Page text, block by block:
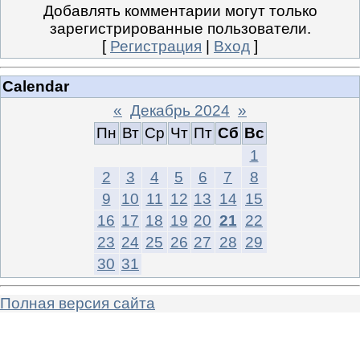
Добавлять комментарии могут только
зарегистрированные пользователи.
[ Регистрация Вход ]
Calendar
« Декабрь 2024 »
Пн Вт Ср Чт Пт Сб Вс
1
2
3 4 5 6 7
8
9
10 11 12 13 14 15
16 17 18 19 20 21 22
23 24 25 26 27 28 29
30 31
Полная версия сайта